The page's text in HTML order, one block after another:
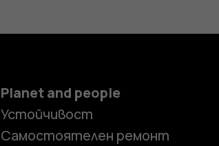
Planet and people
Устойчивост
Самостоятелен ремонт